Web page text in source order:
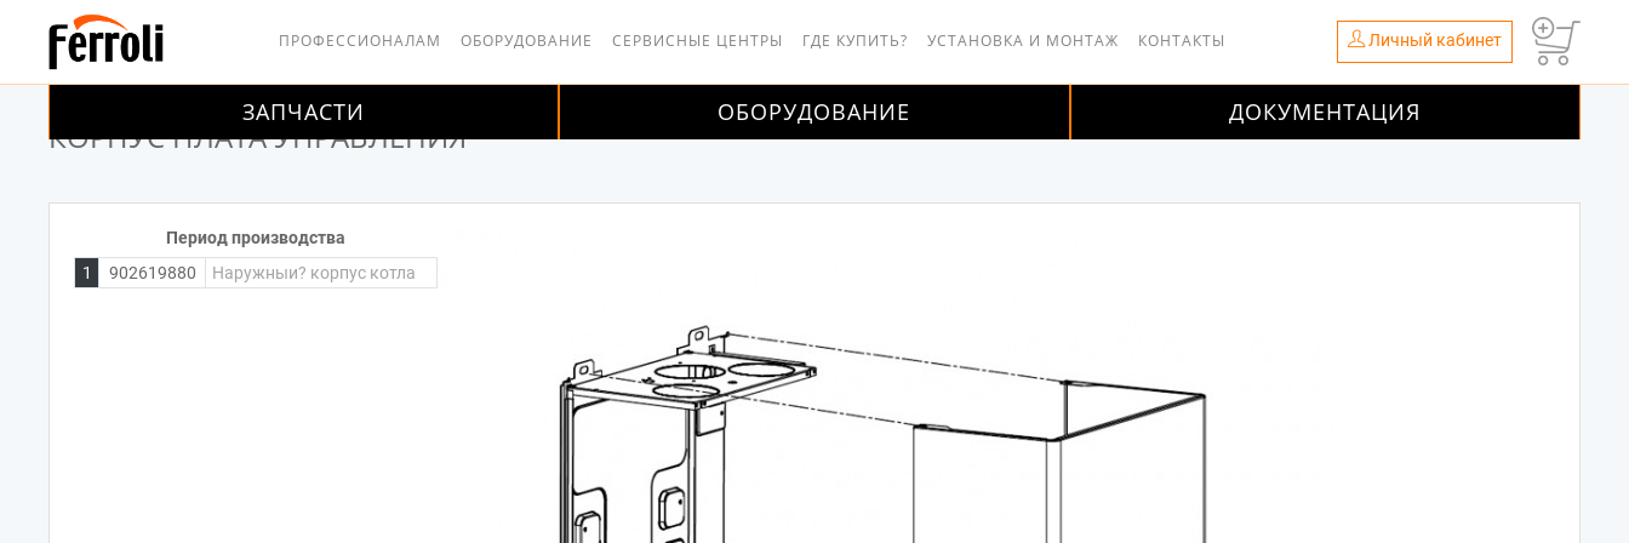
ПРОФЕССИОНАЛАМ ОБОРУДОВАНИЕ СЕРВИСНЫЕ ЦЕНТРЫ ГДЕ КУПИТЬ? УСТАНОВКА И МОНТАЖ КОНТАКТЫ Личный кабинет
ЗАПЧАСТИ ОБОРУДОВАНИЕ ДОКУМЕНТАЦИЯ
ПЛАТА УПРАВЛЕНИЯ КОРПУС
КОРПУС ПЛАТА УПРАВЛЕНИЯ
Период производства
1
902619880 Наружныи? корпус котла